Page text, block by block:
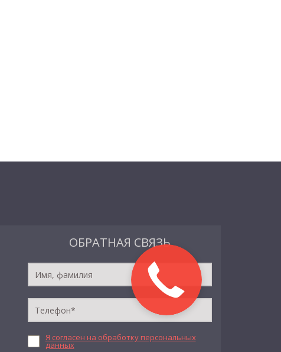
ОБРАТНАЯ СВЯЗЬ
Я согласен на обработку персональных
данных